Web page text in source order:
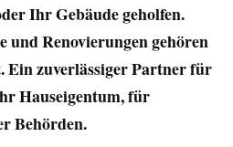
Ihr Gebäude geholfen.
und Renovierungen gehören
Ein zuverlässiger Partner für
Hauseigentum, für
Behörden.